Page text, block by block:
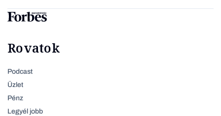
Rovatok
Podcast
Üzlet
Pénz
Legyél jobb